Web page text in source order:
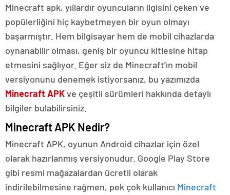
Minecraft apk, yıllardır oyuncuların ilgisini çeken ve
popülerliğini hiç kaybetmeyen bir oyun olmayı
başarmıştır. Hem bilgisayar hem de mobil cihazlarda
oynanabilir olması, geniş bir oyuncu kitlesine hitap
etmesini sağlıyor. Eğer siz de Minecraft’ın mobil
versiyonunu denemek istiyorsanız, bu yazımızda
Minecraft APKve çeşitli sürümleri hakkında detaylı
bilgiler bulabilirsiniz.
Minecraft APK Nedir?
Minecraft APK, oyunun Android cihazlar için özel
olarak hazırlanmış versiyonudur. Google Play Store
gibi resmi mağazalardan ücretli olarak
indirilebilmesine rağmen, pek çok kullanıcı Minecraft